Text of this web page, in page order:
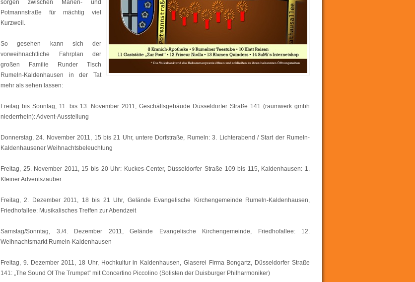
sorgen zwischen Marien- und
Potmannstraße für mächtig viel
Kurzweil.
So gesehen kann sich der
vorweihnachtliche Fahrplan der
großen Familie Runder Tisch
Rumeln-Kaldenhausen in der Tat
mehr als sehen lassen:
Freitag bis Sonntag, 11. bis 13. November 2011, Geschäftsgebäude Düsseldorfer Straße 141 (raumwerk gmbh
niederrhein): Advent-Ausstellung
Donnerstag, 24. November 2011, 15 bis 21 Uhr, untere Dorfstraße, Rumeln: 3. Lichterabend / Start der Rumeln-
Kaldenhausener Weihnachtsbeleuchtung
Freitag, 25. November 2011, 15 bis 20 Uhr: Kuckes-Center, Düsseldorfer Straße 109 bis 115, Kaldenhausen: 1.
Kleiner Adventszauber
Freitag, 2. Dezember 2011, 18 bis 21 Uhr, Gelände Evangelische Kirchengemeinde Rumeln-Kaldenhausen,
Friedhofallee: Musikalisches Treffen zur Abendzeit
Samstag/Sonntag, 3./4. Dezember 2011, Gelände Evangelische Kirchengemeinde, Friedhofallee: 12.
Weihnachtsmarkt Rumeln-Kaldenhausen
Freitag, 9. Dezember 2011, 18 Uhr, Hochkultur in Kaldenhausen, Glaserei Firma Bongartz, Düsseldorfer Straße
141: „The Sound Of The Trumpet“ mit Concertino Piccolino (Solisten der Duisburger Philharmoniker)